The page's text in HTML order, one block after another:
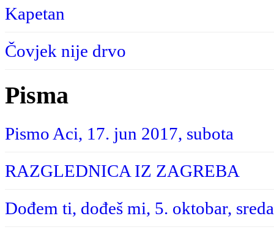
Kapetan
Čovjek nije drvo
Pisma
Pismo Aci, 17. jun 2017, subota
RAZGLEDNICA IZ ZAGREBA
Dođem ti, dođeš mi, 5. oktobar, sreda